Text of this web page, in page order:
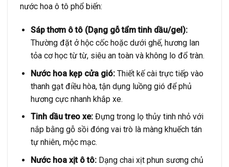
nước hoa ô tô phổ biến:
Sáp thơm ô tô (Dạng gỗ tẩm tinh dầu/gel):
Thường đặt ở hộc cốc hoặc dưới ghế, hương lan
tỏa cơ học từ từ, siêu an toàn và không lo đổ tràn.
Nước hoa kẹp cửa gió:Thiết kế cài trực tiếp vào
thanh gạt điều hòa, tận dụng luồng gió để phủ
hương cực nhanh khắp xe.
Tinh dầu treo xe:Đựng trong lọ thủy tinh nhỏ với
nắp bằng gỗ sồi đóng vai trò là màng khuếch tán
tự nhiên, mộc mạc.
Nước hoa xịt ô tô:Dạng chai xịt phun sương chủ